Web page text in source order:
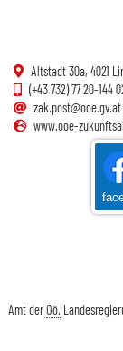
Altstadt 30a, 4021
(+43 732) 77 20-144
zak.post@ooe.gv.at
www.ooe-
Amt derOö.